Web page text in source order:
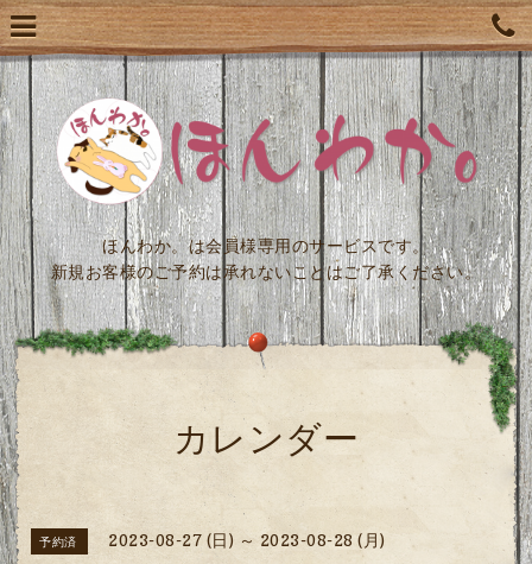
ほんわか。は会員様専用のサービスです。
新規お客様のご予約は承れないことはご了承ください。
カレンダー
予約済 2023-08-27 (日) ～ 2023-08-28 (月)